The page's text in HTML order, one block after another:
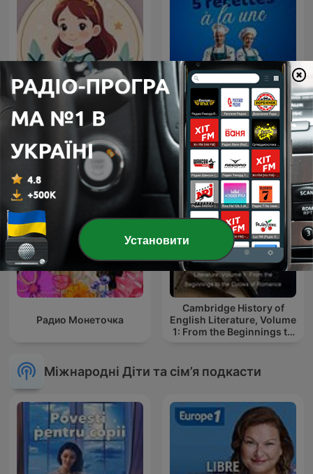
Казки для моїх дітей
5 recettes à la une - Radio
Fidélité
Радио Монеточка
Cambridge History of
English Literature, Volume
1: From the Beginnings to
Міжнародні Діти та сім’я подкасти
Установити